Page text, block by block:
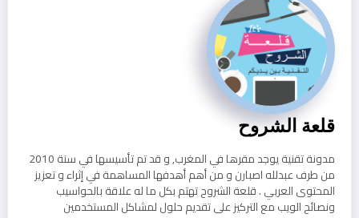
قلعة الشروح
مدونة تقنية يوجد مقرها في المغرب, و قد تم تأسيسها في سنة 2010
من طرف عبدلله اصبارن و من أهم أهدفها المساهمة في إثراء و تعزيز
المحتوى العربي . قلعة الشروح تهتم بكل ما له علاقة بالحواسيب
ونصائح الويب مع التركيز على تقديم حلول لمشاكل المستخدمين